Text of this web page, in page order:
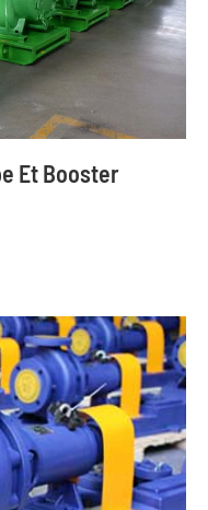
Et Booster